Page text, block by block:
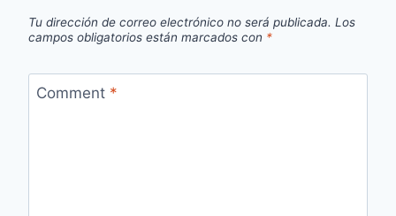
Tu dirección de correo electrónico no será publicada. Los
campos obligatorios están marcados con *
Comment *